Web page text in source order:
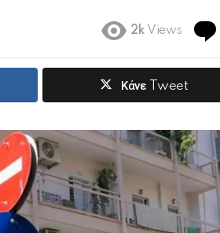
2k Views
Κάνε Tweet